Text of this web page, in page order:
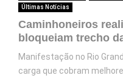
Últimas Notícias
Caminhoneiros
bloqueiam trecho
Manifestação no Rio
carga que cobram